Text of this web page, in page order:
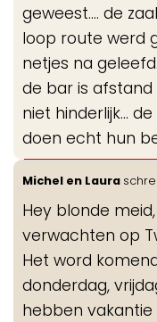
geweest.... de
loop route werd
netjes na
de bar is
niet hinderlijk...
doen echt hun
Michel en Laura
Hey blonde
verwachten op
Het word
donderdag,
hebben vakantie